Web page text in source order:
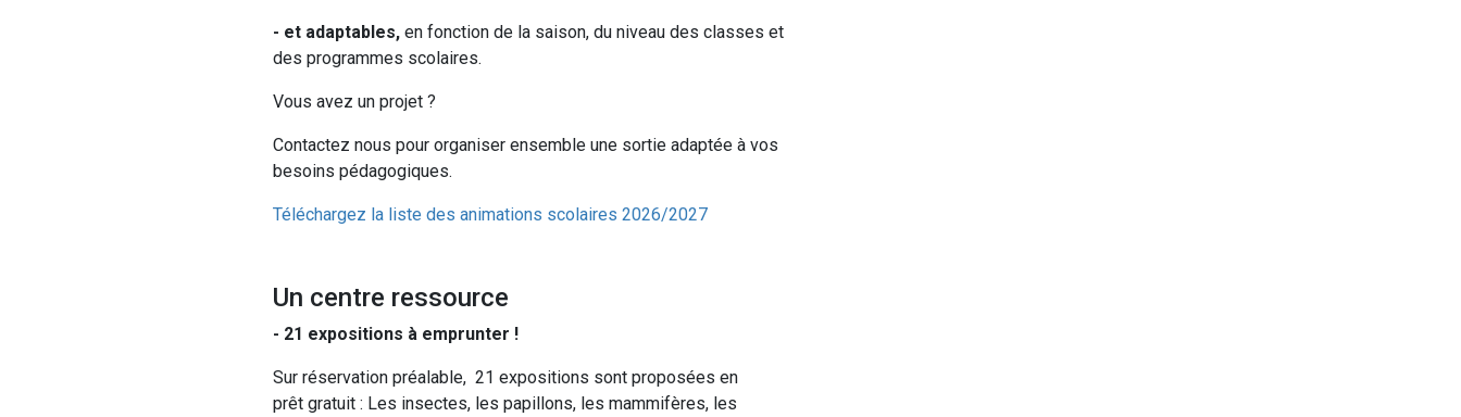
- et adaptables, en fonction de la saison, du niveau des classes et
des programmes scolaires.
Vous avez un projet ?
Contactez nous pour organiser ensemble une sortie adaptée à vos
besoins pédagogiques.
Téléchargez la liste des animations scolaires 2026/2027
Un centre ressource
- 21 expositions à emprunter !
Sur réservation préalable, 21 expositions sont proposées en
prêt gratuit : Les insectes, les papillons, les mammifères, les